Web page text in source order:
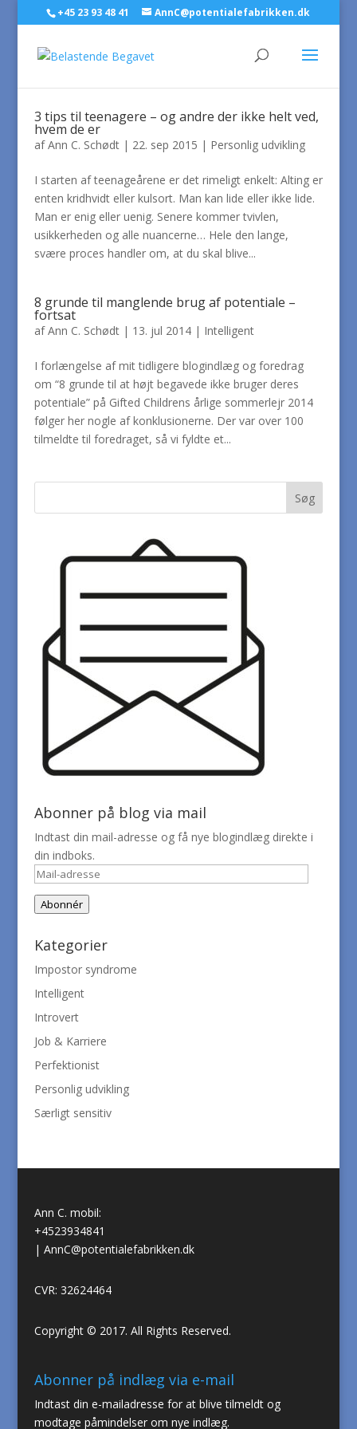
+45 23 93 48 41 AnnC@potentialefabrikken.dk
3 tips til teenagere – og andre der ikke helt ved,
hvem de er
afAnn C. Schødt| 22. sep 2015 | Personlig udvikling
I starten af teenageårene er det rimeligt enkelt: Alting er
enten kridhvidt eller kulsort. Man kan lide eller ikke lide.
Man er enig eller uenig. Senere kommer tvivlen,
usikkerheden og alle nuancerne… Hele den lange,
svære proces handler om, at du skal blive...
8 grunde til manglende brug af potentiale –
fortsat
afAnn C. Schødt| 13. jul 2014| Intelligent
I forlængelse af mit tidligere blogindlæg og foredrag
om “8 grunde til at højt begavede ikke bruger deres
potentiale” på Gifted Childrens årlige sommerlejr 2014
følger her nogle af konklusionerne. Der var over 100
tilmeldte til foredraget, så vi fyldte et...
Abonner på blog via mail
Indtast din mail-adresse og få nye blogindlæg direkte i
din indboks.
Mail-
adresse
Abonnér
Kategorier
Impostor syndrome
Intelligent
Introvert
Job & Karriere
Perfektionist
Personlig udvikling
Særligt sensitiv
Ann C. mobil:
+4523934841
| AnnC@potentialefabrikken.dk
CVR: 32624464
Copyright © 2017. All Rights Reserved.
Abonner på indlæg via e-mail
Indtast din e-mailadresse for at blive tilmeldt og
modtage påmindelser om nye indlæg.